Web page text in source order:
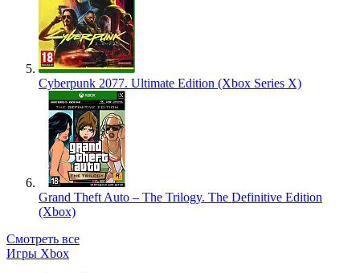
Cyberpunk 2077. Ultimate Edition (Xbox Series X)
Grand Theft Auto – The Trilogy. The Definitive Edition
(Xbox)
Смотреть все
Игры Xbox